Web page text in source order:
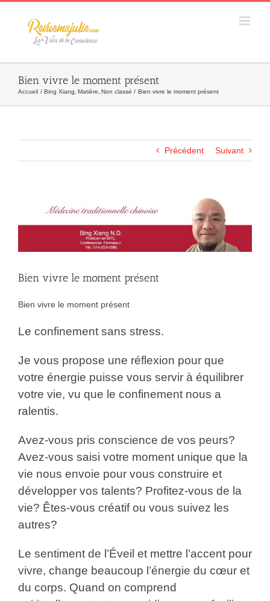
Skip
Bien vivre le moment présent
Accueil Bing Xiang Matière Non classé Bien vivre le moment présent
Précédent Suivant
l&apos;image
Bien vivre le moment présent
Bien vivre le moment présent
Le confinement sans stress.
Je vous propose une réflexion pour que
votre énergie puisse vous servir à équilibrer
votre vie, vu que le confinement nous a
ralentis.
Avez-vous pris conscience de vos peurs?
Avez-vous saisi votre moment unique que la
vie nous envoie pour vous construire et
développer vos talents? Profitez-vous de la
vie? Êtes-vous créatif ou vous suivez les
autres?
Le sentiment de l’Éveil et mettre l’accent pour
vivre, change beaucoup l’énergie du cœur et
du corps. Quand on comprend